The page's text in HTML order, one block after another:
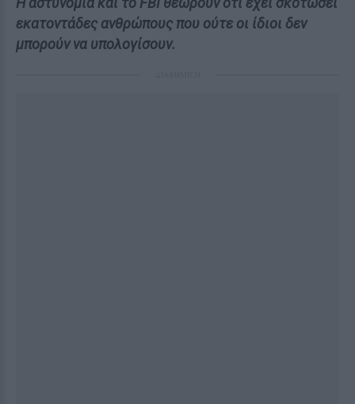
εκατοντάδες ανθρώπους που ούτε οι ίδιοι δεν
μπορούν να υπολογίσουν.